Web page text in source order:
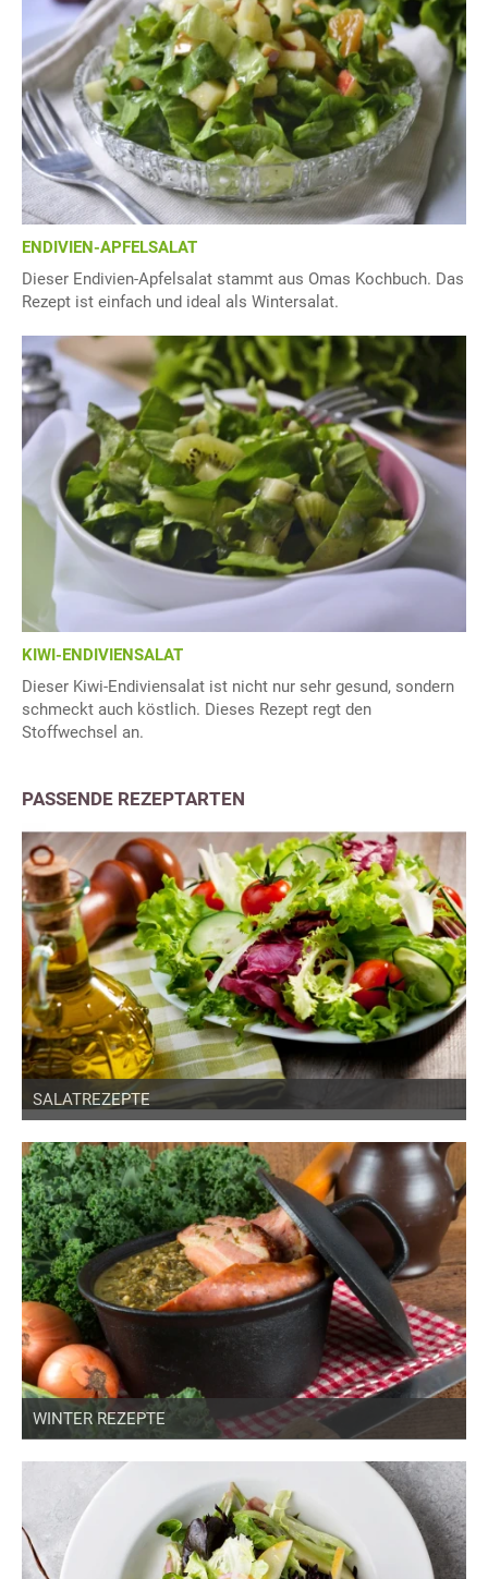
ENDIVIEN-APFELSALAT
Dieser Endivien-Apfelsalat stammt aus Omas Kochbuch. Das
Rezept ist einfach und ideal als Wintersalat.
KIWI-ENDIVIENSALAT
Dieser Kiwi-Endiviensalat ist nicht nur sehr gesund, sondern
schmeckt auch köstlich. Dieses Rezept regt den
Stoffwechsel an.
PASSENDE REZEPTARTEN
SALATREZEPTE
WINTER REZEPTE